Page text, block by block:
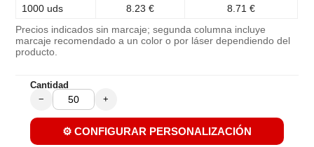
1000 uds
8.23 € 8.71 €
Precios indicados sin marcaje; segunda columna incluye
marcaje recomendado a un color o por láser dependiendo del
producto.
Cantidad
− +
⚙️ CONFIGURAR PERSONALIZACIÓN